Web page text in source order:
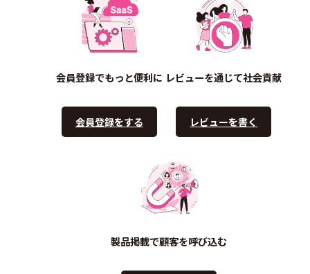
会員登録でもっと便利に
会員登録をする
レビューを通じて社会貢献
レビューを書く
製品掲載で顧客を呼び込む